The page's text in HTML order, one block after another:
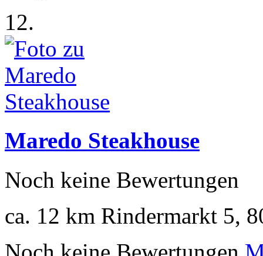
12.
Maredo Steakhouse
Noch keine Bewertungen
ca. 12 km Rindermarkt 5,